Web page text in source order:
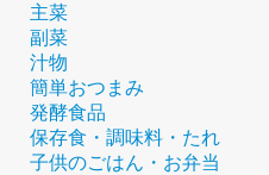
主菜
副菜
汁物
簡単おつまみ
発酵食品
保存食・調味料・たれ
子供のごはん・お弁当